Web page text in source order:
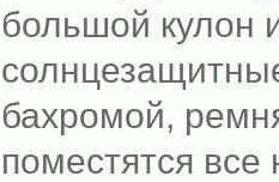
большой кулон
бахромой,
поместятся